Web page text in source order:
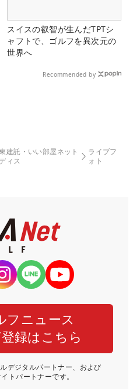
スイスの叡智が生んだTPTシ
ャフトで、ゴルフを異次元の
世界へ
Recommended by
建託・いい部屋ネット
ィス
ライブフ
ォト
フニュース
録はこちら
デジタルパートナー、および
トパートナーです。